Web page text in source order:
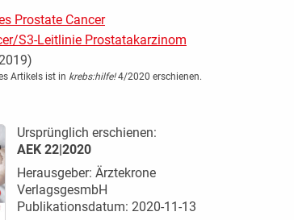
Prostate Cancer
S3-Leitlinie Prostatakarzinom
Artikels ist in krebs:hilfe!4/2020 erschienen.
Ursprünglich erschienen:
AEK 22|2020
Herausgeber: Ärztekrone
VerlagsgesmbH
Publikationsdatum: 2020-11-13